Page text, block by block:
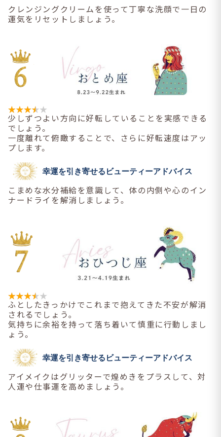
クレンジングクリームを使って丁寧な洗顔で一日の
運気をリセットしましょう。
少しずつよい方向に好転していることを実感できる
でしょう。
一度離れて俯瞰することで、さらに好転速度はアッ
プします。
幸運を引き寄せるビューティーアドバイス
こまめな水分補給を意識して、体の内側や心のイン
ナードライを解消しましょう。
ふとしたきっかけでこれまで抱えてきた不安が解消
されるでしょう。
気持ちに余裕を持って落ち着いて慎重に行動しまし
ょう。
幸運を引き寄せるビューティーアドバイス
アイメイクはグリッターで煌めきをプラスして、対
人運や仕事運を高めましょう。